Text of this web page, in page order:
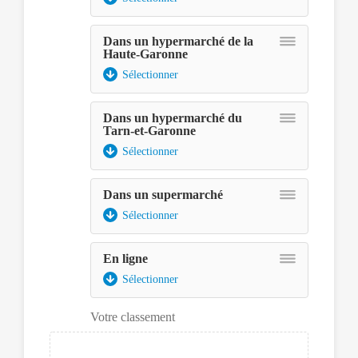
mode
focus.
Dans un hypermarché de la
Haute-Garonne
Sélectionner
Dans un hypermarché du
Tarn-et-Garonne
Sélectionner
Dans un supermarché
Sélectionner
En ligne
Sélectionner
Votre classement